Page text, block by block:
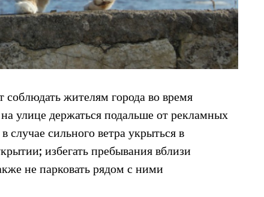
жителям города во время
улице держаться подальше от рекламных
случае сильного ветра укрыться в
избегать пребывания вблизи
не парковать рядом с ними